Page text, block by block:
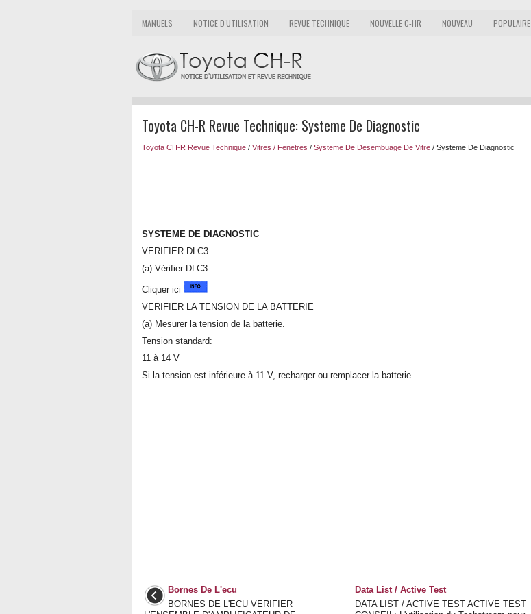
MANUELS NOTICE D'UTILISATION REVUE TECHNIQUE NOUVELLE C-HR NOUVEAU POPULAIRE
Toyota CH-R Revue Technique: Systeme De Diagnostic
Toyota CH-R Revue Technique / Vitres / Fenetres / Systeme De Desembuage De Vitre / Systeme De Diagnostic
SYSTEME DE DIAGNOSTIC
VERIFIER DLC3
(a) Vérifier DLC3.
Cliquer ici
VERIFIER LA TENSION DE LA BATTERIE
(a) Mesurer la tension de la batterie.
Tension standard:
11 à 14 V
Si la tension est inférieure à 11 V, recharger ou remplacer la batterie.
Bornes De L'ecu
BORNES DE L'ECU VERIFIER
Data List / Active Test
DATA LIST / ACTIVE TEST ACTIVE TEST